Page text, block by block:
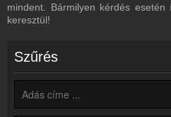
Műsorújság
Webkamera
Rádió 1 Eger - Gyöngyös - Hatvan
Hírek
Rádió 1 Eger - Gyöngyös - Hatvan
mindent. Bármilyen kérdés esetén
keresztül!
Szűrés